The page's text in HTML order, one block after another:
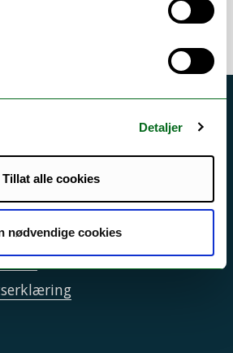
Detaljer
Tillat alle cookies
nødvendige cookies
UiT
og personvern